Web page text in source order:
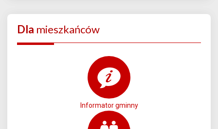
Dla mieszkańców
Informator gminny